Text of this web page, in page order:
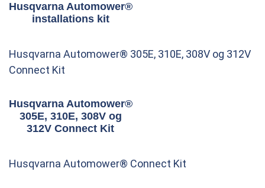
Husqvarna Automower®
installations kit
Husqvarna Automower® 305E, 310E, 308V og 312V
Connect Kit
Husqvarna Automower®
305E, 310E, 308V og
312V Connect Kit
Husqvarna Automower® Connect Kit